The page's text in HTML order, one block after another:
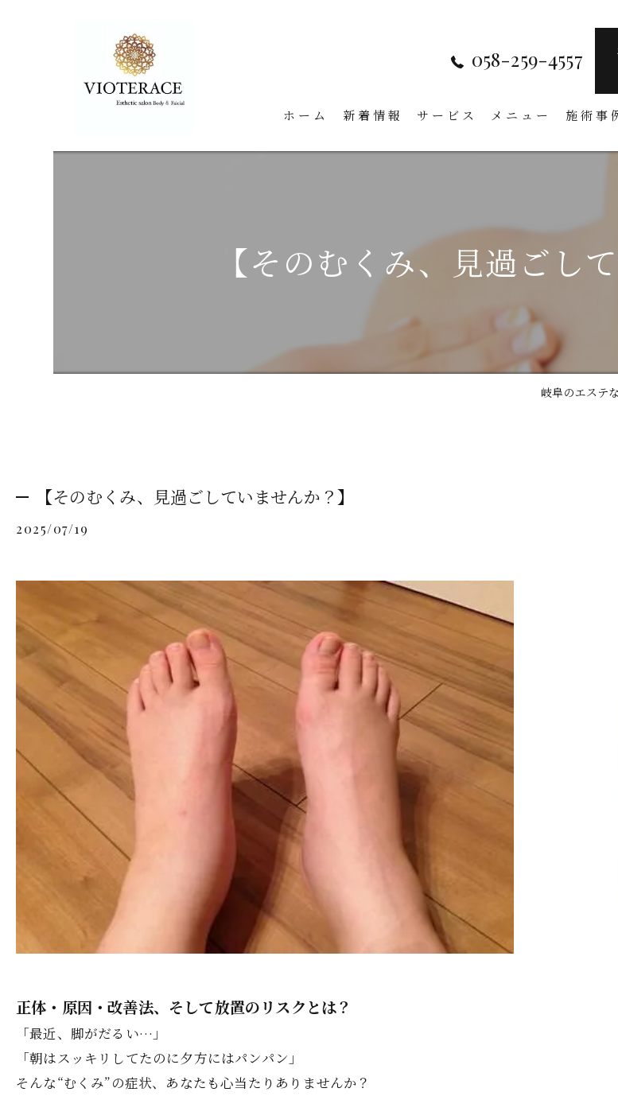
058-259-4557
ホーム 新着情報 サービス メニュー 施術事
【そのむくみ、見過ごし
岐阜のエステ
【そのむくみ、見過ごしていませんか？】
2025/07/19
正体・原因・改善法、そして放置のリスクとは？
「最近、脚がだるい…」
「朝はスッキリしてたのに夕方にはパンパン」
そんな“むくみ”の症状、あなたも心当たりありませんか？